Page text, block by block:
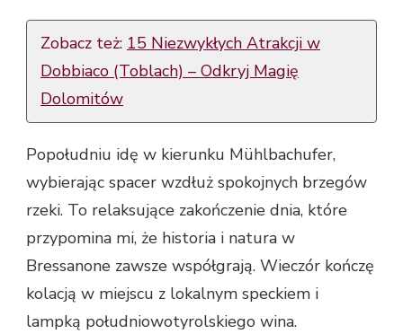
Zobacz też: 15 Niezwykłych Atrakcji w
Dobbiaco (Toblach) – Odkryj Magię
Dolomitów
Popołudniu idę w kierunku Mühlbachufer,
wybierając spacer wzdłuż spokojnych brzegów
rzeki. To relaksujące zakończenie dnia, które
przypomina mi, że historia i natura w
Bressanone zawsze współgrają. Wieczór kończę
kolacją w miejscu z lokalnym speckiem i
lampką południowotyrolskiego wina.